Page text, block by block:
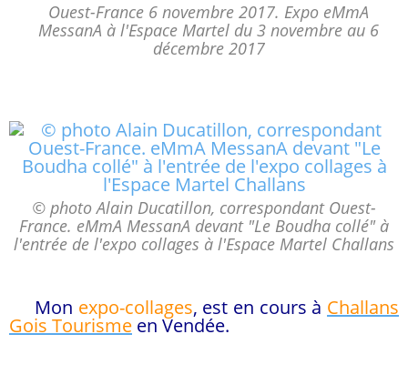
Ouest-France 6 novembre 2017. Expo eMmA
MessanA à l'Espace Martel du 3 novembre au 6
décembre 2017
© photo Alain Ducatillon, correspondant Ouest-
France. eMmA MessanA devant "Le Boudha collé" à
l'entrée de l'expo collages à l'Espace Martel Challans
Mon expo-collages, est en cours à Challans
Gois Tourisme en Vendée.